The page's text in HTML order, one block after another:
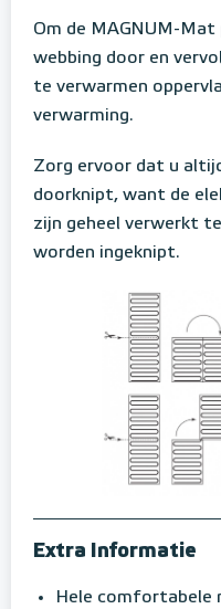
Om de MAGNUM-Mat
webbing door en
te verwarmen
verwarming.
Zorg ervoor dat u
doorknipt, want de
zijn geheel verwerkt
worden ingeknipt.
Extra Informatie
Hele comfortabele